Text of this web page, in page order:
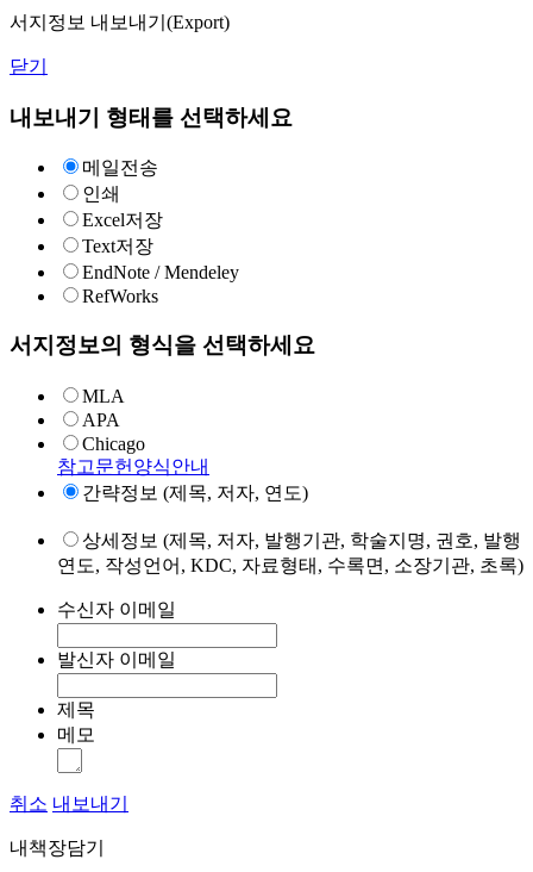
서지정보 내보내기(Export)
닫기
내보내기 형태를 선택하세요
메일전송
인쇄
Excel저장
Text저장
EndNote / Mendeley
RefWorks
서지정보의 형식을 선택하세요
MLA
APA
Chicago
참고문헌양식안내
간략정보 (제목, 저자, 연도)
상세정보 (제목, 저자, 발행기관, 학술지명, 권호, 발행
연도, 작성언어, KDC, 자료형태, 수록면, 소장기관, 초록)
수신자 이메일
발신자 이메일
제목
메모
취소 내보내기
내책장담기